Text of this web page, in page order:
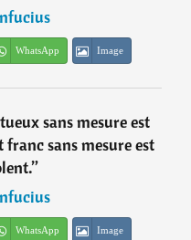
WhatsApp Image
sans mesure est
sans mesure est
”
WhatsApp Image